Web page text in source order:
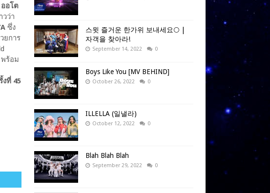
อโต
วว่า
ซึ่ง
ยการ
พร้อม
ที่ 45
스윗 즐거운 한가위 보내세요🌕 |
자객을 찾아라!
September 14, 2022 0
Boys Like You [MV BEHIND]
October 26, 2022 0
ILLELLA (일낼라)
October 12, 2022 0
Blah Blah Blah
September 29, 2022 0